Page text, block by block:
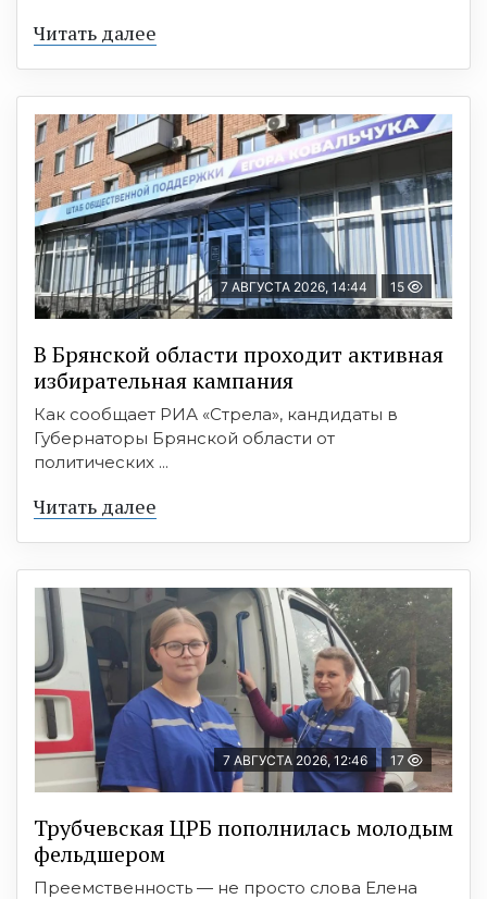
Читать далее
7 АВГУСТА 2026, 14:44 15
В Брянской области проходит активная
избирательная кампания
Как сообщает РИА «Стрела», кандидаты в
Губернаторы Брянской области от
политических ...
Читать далее
7 АВГУСТА 2026, 12:46 17
Трубчевская ЦРБ пополнилась молодым
фельдшером
Преемственность — не просто слова Елена